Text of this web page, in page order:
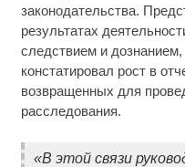
законодательства.
результатах
следствием и
констатировал рост в
возвращенных для
расследования.
«В этой связи